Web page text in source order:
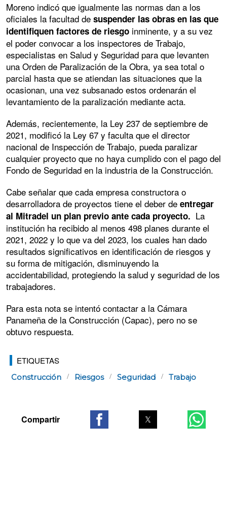
Moreno indicó que igualmente las normas dan a los
oficiales la facultad de suspender las obras en las que
identifiquen factores de riesgo inminente, y a su vez
el poder convocar a los inspectores de Trabajo,
especialistas en Salud y Seguridad para que levanten
una Orden de Paralización de la Obra, ya sea total o
parcial hasta que se atiendan las situaciones que la
ocasionan, una vez subsanado estos ordenarán el
levantamiento de la paralización mediante acta.
Además, recientemente, la Ley 237 de septiembre de
2021, modificó la Ley 67 y faculta que el director
nacional de Inspección de Trabajo, pueda paralizar
cualquier proyecto que no haya cumplido con el pago del
Fondo de Seguridad en la industria de la Construcción.
Cabe señalar que cada empresa constructora o
desarrolladora de proyectos tiene el deber de entregar
al Mitradel un plan previo ante cada proyecto. La
institución ha recibido al menos 498 planes durante el
2021, 2022 y lo que va del 2023, los cuales han dado
resultados significativos en identificación de riesgos y
su forma de mitigación, disminuyendo la
accidentabilidad, protegiendo la salud y seguridad de los
trabajadores.
Para esta nota se intentó contactar a la Cámara
Panameña de la Construcción (Capac), pero no se
obtuvo respuesta.
ETIQUETAS
Construcción Riesgos Seguridad Trabajo